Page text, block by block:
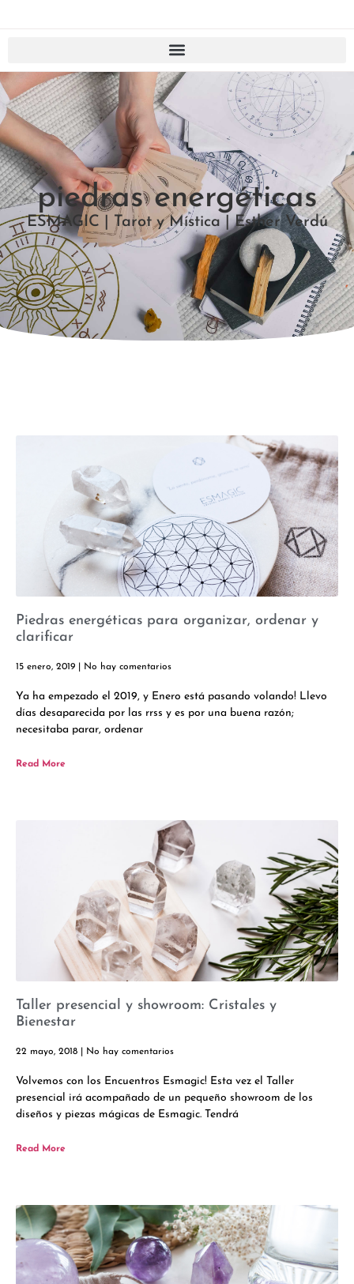
piedras energéticas
ESMAGIC | Tarot y Mística | Esther Verdú
Piedras energéticas para organizar, ordenar y
clarificar
15 enero, 2019 No hay comentarios
Ya ha empezado el 2019, y Enero está pasando volando! Llevo
días desaparecida por las rrss y es por una buena razón;
necesitaba parar, ordenar
Read More
Taller presencial y showroom: Cristales y
Bienestar
22 mayo, 2018 No hay comentarios
Volvemos con los Encuentros Esmagic! Esta vez el Taller
presencial irá acompañado de un pequeño showroom de los
diseños y piezas mágicas de Esmagic. Tendrá
Read More